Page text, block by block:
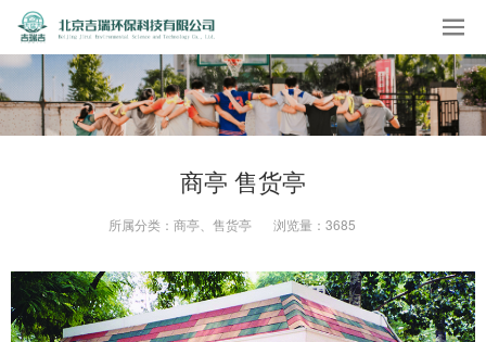
商亭 售货亭
所属分类： 商亭、售货亭 浏览量： 3685